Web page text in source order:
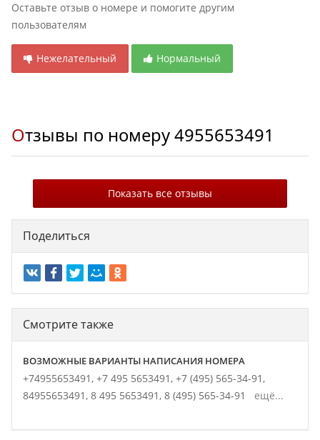
Оставьте отзыв о номере и помогите другим
пользователям
Нежелательный Нормальный
Отзывы по номеру4955653491
Показать все отзывы
Поделиться
Смотрите также
ВОЗМОЖНЫЕ ВАРИАНТЫ НАПИСАНИЯ НОМЕРА
+74955653491, +7 495 5653491, +7 (495) 565-34-91,
84955653491, 8 495 5653491, 8 (495) 565-34-91 ещё...